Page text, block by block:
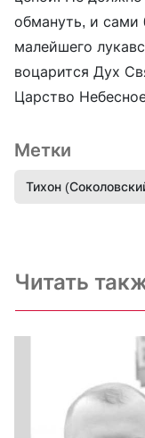
обмануть, и сами
малейшего
воцарится Дух
Царство
Метки
Тихон
Читать